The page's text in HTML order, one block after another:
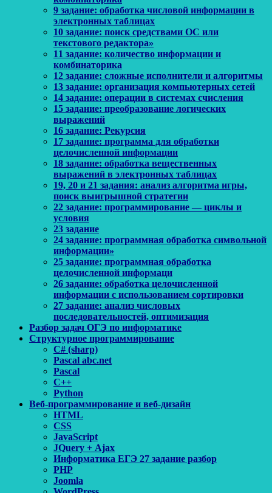
9 задание: обработка числовой информации в
электронных таблицах
10 задание: поиск средствами ОС или
текстового редактора»
11 задание: количество информации и
комбинаторика
12 задание: сложные исполнители и алгоритмы
13 задание: организация компьютерных сетей
14 задание: операции в системах счисления
15 задание: преобразование логических
выражений
16 задание: Рекурсия
17 задание: программа для обработки
целочисленной информации
18 задание: обработка вещественных
выражений в электронных таблицах
19, 20 и 21 задания: анализ алгоритма игры,
поиск выигрышной стратегии
22 задание: программирование — циклы и
условия
23 задание
24 задание: программная обработка символьной
информации»
25 задание: программная обработка
целочисленной информаци
26 задание: обработка целочисленной
информации с использованием сортировки
27 задание: анализ числовых
последовательностей, оптимизация
Разбор задач ОГЭ по информатике
Структурное программирование
C# (sharp)
Pascal abc.net
Pascal
С++
Python
Веб-программирование и веб-дизайн
HTML
CSS
JavaScript
JQuery + Ajax
Информатика ЕГЭ 27 задание разбор
PHP
Joomla